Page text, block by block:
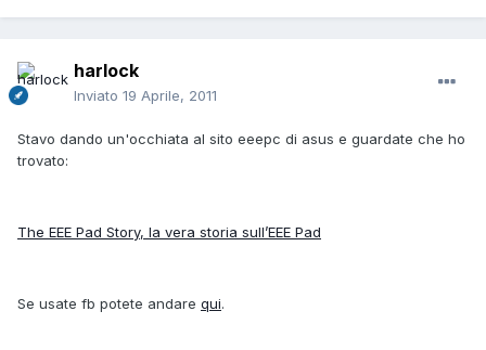
harlock
Inviato 19 Aprile, 2011
Stavo dando un'occhiata al sito eeepc di asus e guardate che ho
trovato:
The EEE Pad Story, la vera storia sull’EEE Pad
Se usate fb potete andare qui.